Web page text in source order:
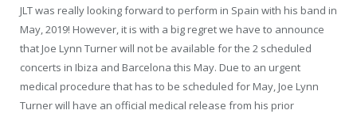
JLT was really looking forward to perform in Spain with his band in
May, 2019! However, it is with a big regret we have to announce
that Joe Lynn Turner will not be available for the 2 scheduled
concerts in Ibiza and Barcelona this May. Due to an urgent
medical procedure that has to be scheduled for May, Joe Lynn
Turner will have an official medical release from his prior